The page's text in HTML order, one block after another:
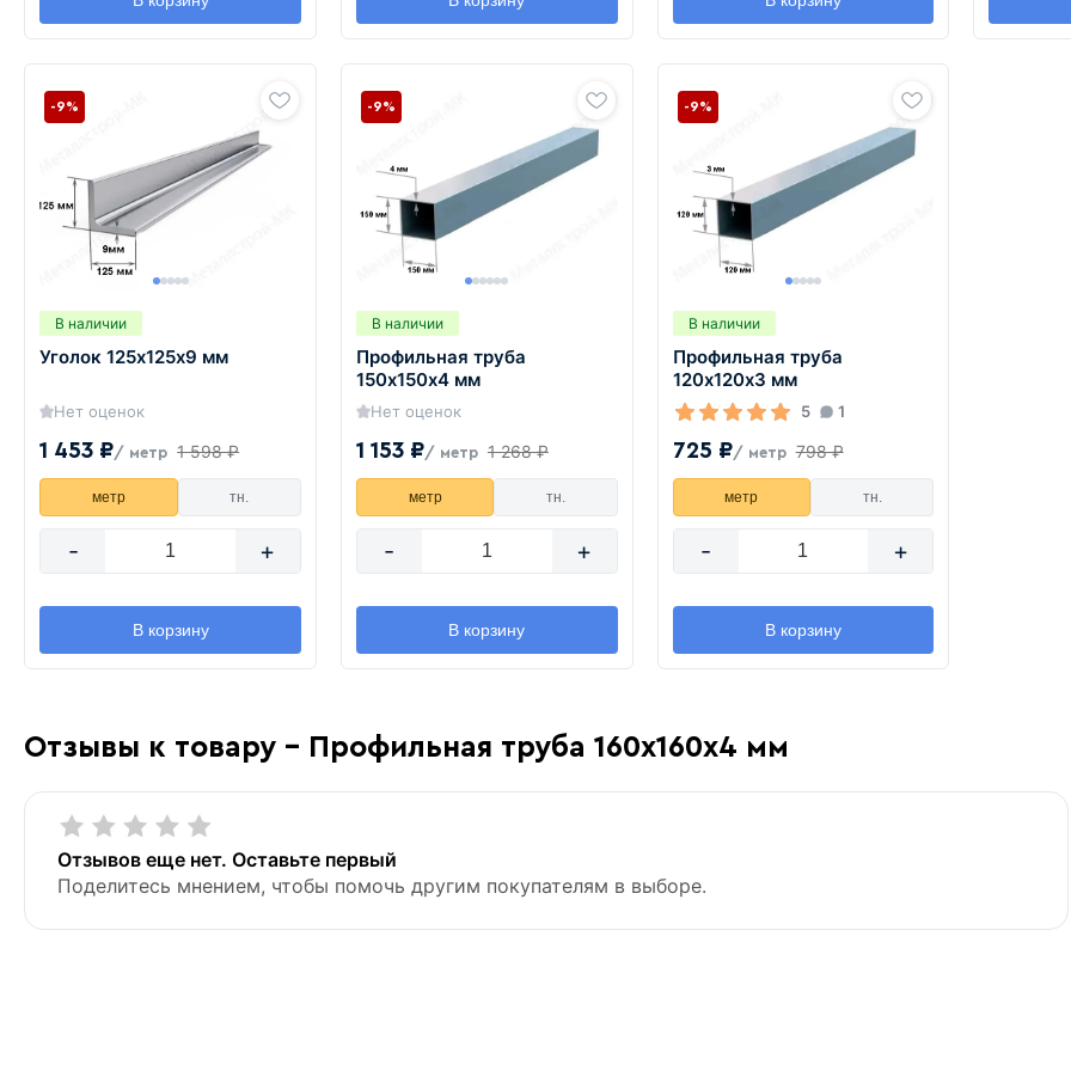
В наличии
Уголок 125х125х9 мм
Нет оценок
1 453 ₽/ метр 1 598 ₽
-9%
метр тн.
- +
В корзину
В наличии
Профильная труба
150х150х4 мм
Нет оценок
1 153 ₽/ метр 1 268 ₽
-9%
метр тн.
- +
В корзину
В наличии
Профильная труба
120х120х3 мм
5 1
725 ₽/ метр 798 ₽
-9%
метр тн.
- +
В корзину
Отзывы к товару - Профильная труба 160х160х4 мм
Отзывов еще нет. Оставьте первый
Поделитесь мнением, чтобы помочь другим покупателям в выборе.